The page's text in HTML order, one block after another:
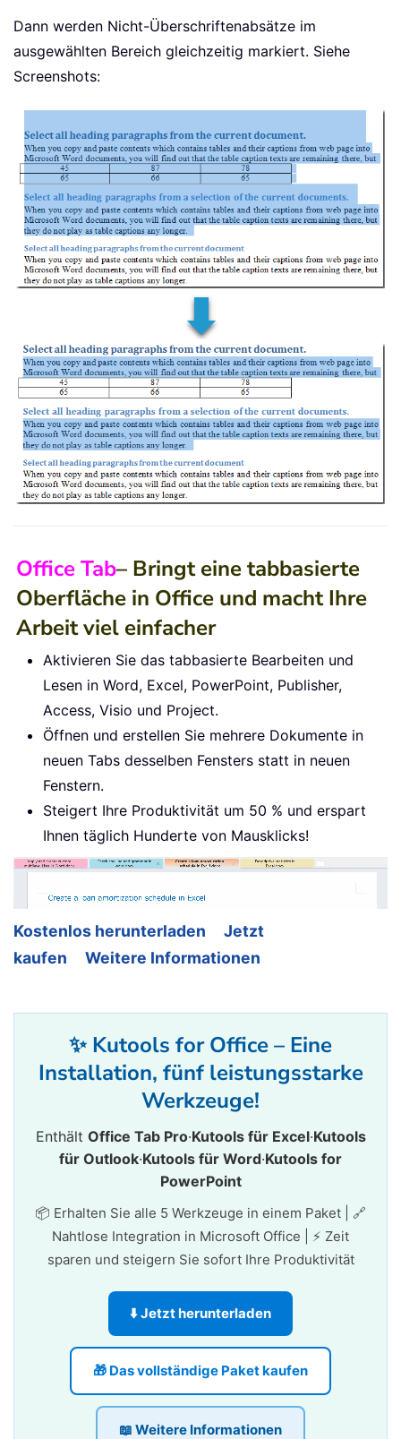
Dann werden Nicht-Überschriftenabsätze im
ausgewählten Bereich gleichzeitig markiert. Siehe
Screenshots:
Office Tab– Bringt eine tabbasierte
Oberfläche in Office und macht Ihre
Arbeit viel einfacher
Aktivieren Sie das tabbasierte Bearbeiten und
Lesen in Word, Excel, PowerPoint, Publisher,
Access, Visio und Project.
Öffnen und erstellen Sie mehrere Dokumente in
neuen Tabs desselben Fensters statt in neuen
Fenstern.
Steigert Ihre Produktivität um 50 % und erspart
Ihnen täglich Hunderte von Mausklicks!
Kostenlos herunterladen
Jetzt
kaufen
Weitere Informationen
✨ Kutools for Office – Eine
Installation, fünf leistungsstarke
Werkzeuge!
Enthält Office Tab Pro·Kutools für Excel·Kutools
für Outlook·Kutools für Word·Kutools for
PowerPoint
📦 Erhalten Sie alle 5 Werkzeuge in einem Paket | 🔗
Nahtlose Integration in Microsoft Office | ⚡ Zeit
sparen und steigern Sie sofort Ihre Produktivität
⬇️ Jetzt herunterladen
🎁 Das vollständige Paket kaufen
📖 Weitere Informationen